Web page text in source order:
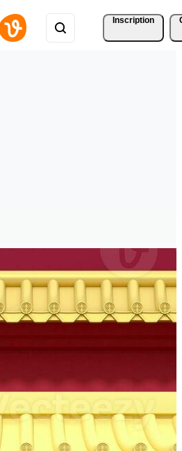
Inscription